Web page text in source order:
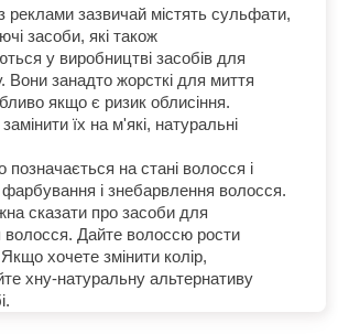
реклами зазвичай містять сульфати,
засоби, які також
у виробництві засобів для
Вони занадто жорсткі для миття
якщо є ризик облисіння.
їх на м'які, натуральні
позначається на стані волосся і
фарбування і знебарвлення волосся.
сказати про засоби для
волосся. Дайте волоссю рости
хочете змінити колір,
хну-натуральну альтернативу